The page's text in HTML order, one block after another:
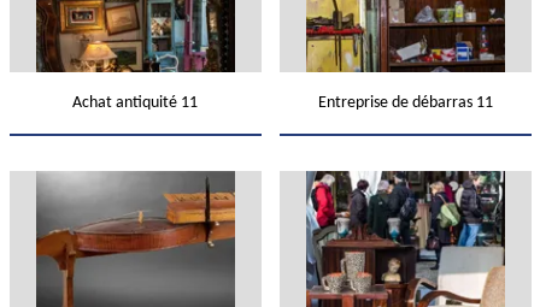
Achat antiquité 11 Entreprise de débarras 11